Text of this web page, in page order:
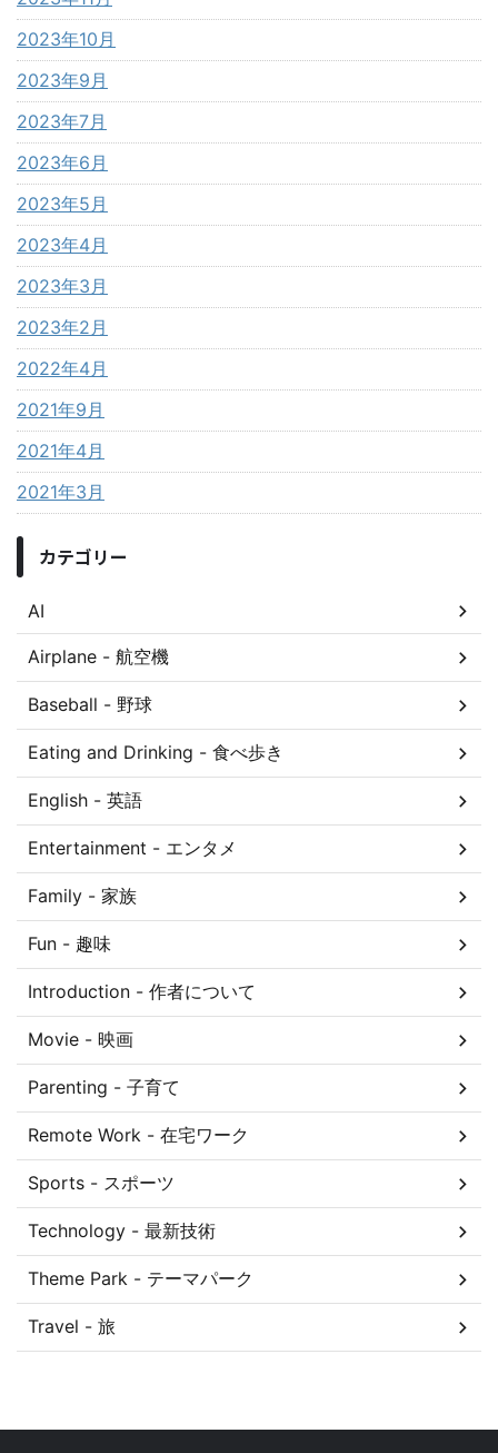
2023年10月
2023年9月
2023年7月
2023年6月
2023年5月
2023年4月
2023年3月
2023年2月
2022年4月
2021年9月
2021年4月
2021年3月
カテゴリー
AI
Airplane - 航空機
Baseball - 野球
Eating and Drinking - 食べ歩き
English - 英語
Entertainment - エンタメ
Family - 家族
Fun - 趣味
Introduction - 作者について
Movie - 映画
Parenting - 子育て
Remote Work - 在宅ワーク
Sports - スポーツ
Technology - 最新技術
Theme Park - テーマパーク
Travel - 旅